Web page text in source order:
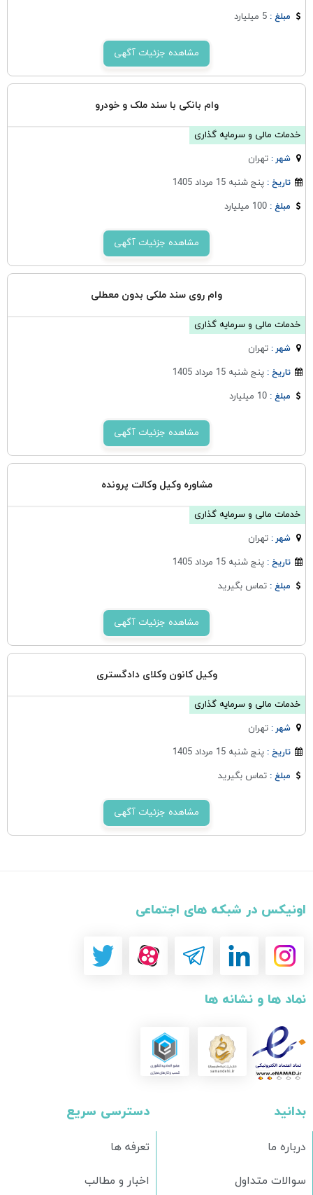
مبلغ :5 میلیارد
مشاهده جزئیات آگهی
وام بانکی با سند ملک و خودرو
خدمات مالی و سرمایه گذاری
شهر :تهران
تاریخ :پنج شنبه 15 مرداد 1405
مبلغ :100 میلیارد
مشاهده جزئیات آگهی
وام روی سند ملکی بدون معطلی
خدمات مالی و سرمایه گذاری
شهر :تهران
تاریخ :پنج شنبه 15 مرداد 1405
مبلغ :10 میلیارد
مشاهده جزئیات آگهی
مشاوره وکیل وکالت پرونده
خدمات مالی و سرمایه گذاری
شهر :تهران
تاریخ :پنج شنبه 15 مرداد 1405
مبلغ :تماس بگیرید
مشاهده جزئیات آگهی
وکیل کانون وکلای دادگستری
خدمات مالی و سرمایه گذاری
شهر :تهران
تاریخ :پنج شنبه 15 مرداد 1405
مبلغ :تماس بگیرید
مشاهده جزئیات آگهی
اونیکس در شبکه های اجتماعی
نماد ها و نشانه ها
دسترسی سریع
تعرفه ها
اخبار و مطالب
بدانید
درباره ما
سوالات متداول